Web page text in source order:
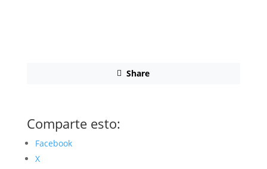
Share
Comparte esto:
Facebook
X